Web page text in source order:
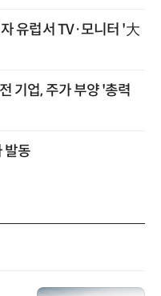
유럽서 TV·모니터 '大
기업, 주가 부양 '총력
발동